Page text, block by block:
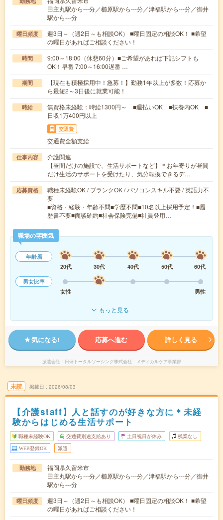
田主丸駅から---分／櫛原駅から---分／津福駅から---分／御井
駅から---分
曜日頻度
週3日～（週2日～も相談OK） ■曜日固定の相談OK！ ■希望
の曜日があればご相談ください！
時間
9:00～18:00（休憩60分）■ご希望があれば下記シフトも
OK！早番 7:00～16:00遅番 …
期間
【現在も積極採用中！急募！】勤務1年以上が多数！応募か
ら最短2～3日後に就業可能！
時給
無資格未経験：時給1300円～ ■週払いOK ■扶養内OK ■
日収1万400円以上
交通費
交通費全額支給
仕事内容
介護関連
【昼間だけの施設で、生活サポートなど】＊お年寄りが昼間
だけ生活のサポートを受けたり、気分転換できるデ…
応募資格
職種未経験OK / ブランクOK / パソコンスキル不要 / 英語力不
要
■資格・経験・年齢不問■学歴不問■10名以上採用予定！■履
歴書不要■面談確約■社会保険完備■社員登用…
職場の雰囲気
年齢層
20代
30代 40代 50代
60代
男女比率
女性
男性
もっと見る
気になる! 応募へ進む 詳しく見る
派遣会社 日研トータルソーシング株式会社 メディカルケア事業部
未読 掲載日 2026/08/03
【介護staff】人と話すのが好きな方に＊未経
験からはじめる生活サポート
職種未経験OK 交通費別途支給あり 土日祝日が休み 残業なし
WEB登録OK 派遣
勤務地
福岡県久留米市
田主丸駅から---分／櫛原駅から---分／津福駅から---分／御井
駅から---分
曜日頻度
週3日～（週2日～も相談OK） ■曜日固定の相談OK！ ■希望
の曜日があればご相談ください！